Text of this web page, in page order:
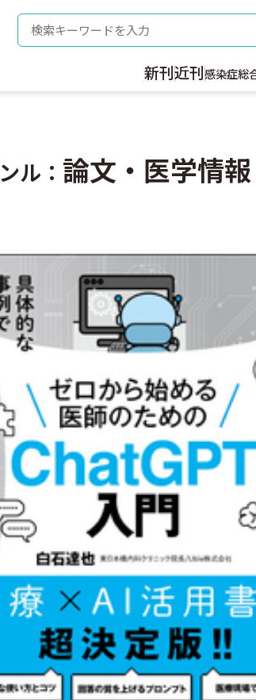
検索キーワード
新刊 近刊 感染症総
ル： 論文・医学情報